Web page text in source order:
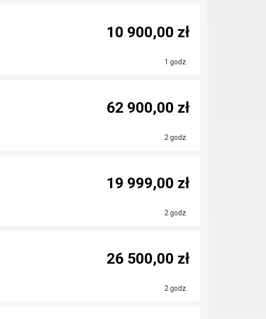
1 godz.
10 900,00 zł
2 godz.
62 900,00 zł
2 godz.
19 999,00 zł
2 godz.
26 500,00 zł